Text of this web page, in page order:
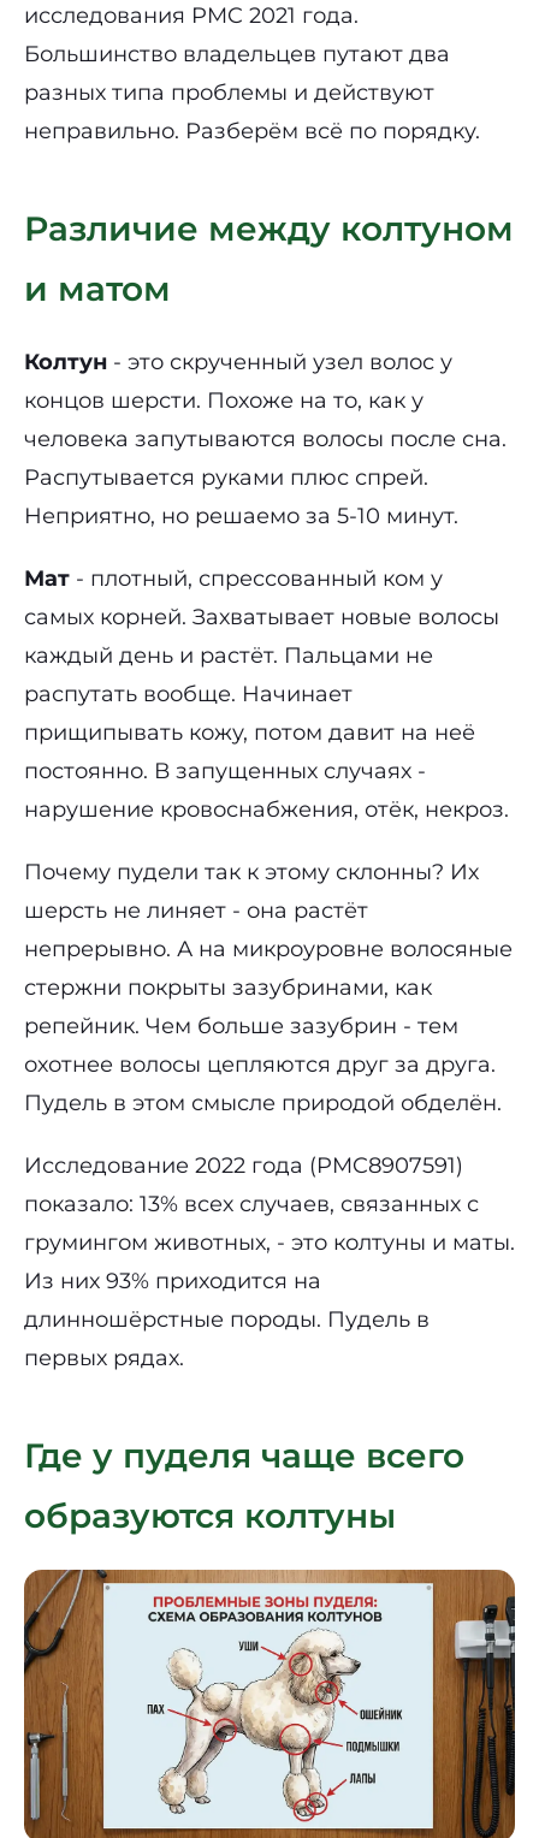
исследования PMC 2021 года.
Большинство владельцев путают два
разных типа проблемы и действуют
неправильно. Разберём всё по порядку.
Различие между колтуном
и матом
Колтун - это скрученный узел волос у
концов шерсти. Похоже на то, как у
человека запутываются волосы после сна.
Распутывается руками плюс спрей.
Неприятно, но решаемо за 5-10 минут.
Мат - плотный, спрессованный ком у
самых корней. Захватывает новые волосы
каждый день и растёт. Пальцами не
распутать вообще. Начинает
прищипывать кожу, потом давит на неё
постоянно. В запущенных случаях -
нарушение кровоснабжения, отёк, некроз.
Почему пудели так к этому склонны? Их
шерсть не линяет - она растёт
непрерывно. А на микроуровне волосяные
стержни покрыты зазубринами, как
репейник. Чем больше зазубрин - тем
охотнее волосы цепляются друг за друга.
Пудель в этом смысле природой обделён.
Исследование 2022 года (PMC8907591)
показало: 13% всех случаев, связанных с
грумингом животных, - это колтуны и маты.
Из них 93% приходится на
длинношёрстные породы. Пудель в
первых рядах.
Где у пуделя чаще всего
образуются колтуны